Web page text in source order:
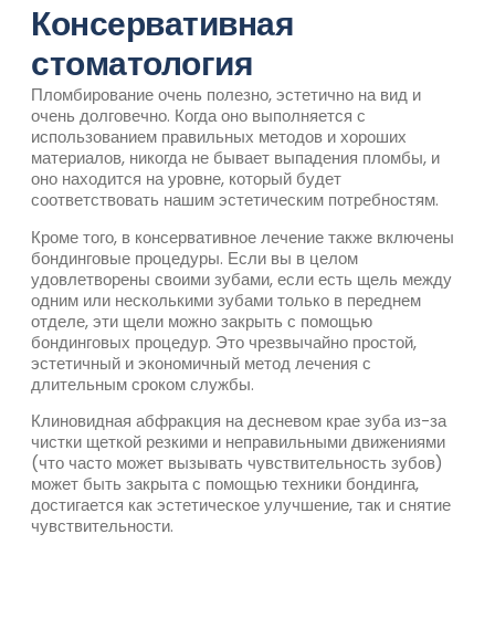
Консервативная
стоматология
Пломбирование очень полезно, эстетично на вид и
очень долговечно. Когда оно выполняется с
использованием правильных методов и хороших
материалов, никогда не бывает выпадения пломбы, и
оно находится на уровне, который будет
соответствовать нашим эстетическим потребностям.
Кроме того, в консервативное лечение также включены
бондинговые процедуры. Если вы в целом
удовлетворены своими зубами, если есть щель между
одним или несколькими зубами только в переднем
отделе, эти щели можно закрыть с помощью
бондинговых процедур. Это чрезвычайно простой,
эстетичный и экономичный метод лечения с
длительным сроком службы.
Клиновидная абфракция на десневом крае зуба из-за
чистки щеткой резкими и неправильными движениями
(что часто может вызывать чувствительность зубов)
может быть закрыта с помощью техники бондинга,
достигается как эстетическое улучшение, так и снятие
чувствительности.